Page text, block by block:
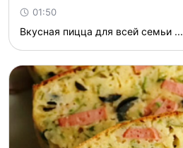
01:50
Вкусная пицца для всей семьи ...